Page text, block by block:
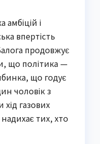
амбіцій і
впертість
продовжує
що політика —
що годує
чоловік з
газових
надихає тих, хто